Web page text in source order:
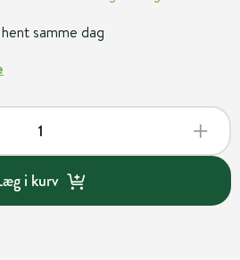
samme dag
i kurv